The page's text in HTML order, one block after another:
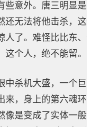
些意外。唐三明显
还无法将他击杀，
人了。难怪比比东
这个人，绝不能留。
中杀机大盛，一个
来，身上的第六魂
像是变成了实体一般